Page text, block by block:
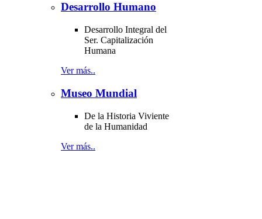
Desarrollo Humano
Desarrollo Integral del
Ser. Capitalización
Humana
Ver más..
Museo Mundial
De la Historia Viviente
de la Humanidad
Ver más..